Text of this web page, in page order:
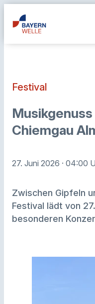
Festival
Chiemgau
27. Juni 2026 · 04:00
Zwischen Gipfeln
Festival lädt von
besonderen